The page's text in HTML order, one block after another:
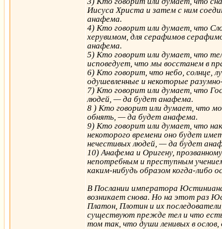
Иисуса Христа и затем с ним
анафема.
4) Кто говорит или думает, что
херувимом, для серафимов
анафема.
5) Кто говорит или думает, что
исповедует, что мы восстанем в
6) Кто говорит, что небо, солнце,
одушевленные и некоторые
7) Кто говорит или думает, что
людей, — да будет анафема.
8 ) Кто говорит или думает, что
обнять, — да будет анафема.
9) Кто говорит или думает, что
некоторого времени оно будет
нечестивых людей, — да будет
10) Анафема и Оригену,
непотребным и преступным
каким-нибудь образом когда-либо
В Послании императора
возникает снова. Но на этот раз
Платон, Плотин и их
существуют прежде тел и что
том так, что души ленивых в ослов,